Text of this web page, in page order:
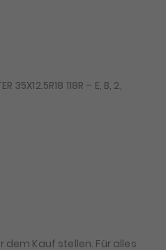
35X12.5R18 118R – E, B, 2,
Kauf stellen. Für alles